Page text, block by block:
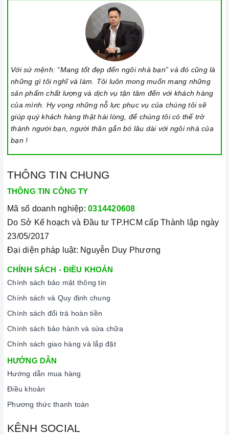
Với sứ mệnh: “Mang tốt đẹp đến ngôi nhà bạn” và đó cũng là
những gì tôi nghĩ và làm. Tôi luôn mong muốn mang những
sản phẩm chất lượng và dịch vụ tận tâm đến với khách hàng
của mình. Hy vọng những nỗ lực phục vụ của chúng tôi sẽ
giúp quý khách hàng thật hài lòng, để chúng tôi có thể trở
thành người bạn, người thân gắn bó lâu dài với ngôi nhà của
bạn !
THÔNG TIN CHUNG
THÔNG TIN CÔNG TY
Mã số doanh nghiệp: 0314420608
Do Sở Kế hoạch và Đầu tư TP.HCM cấp Thành lập ngày
23/05/2017
Đại diện pháp luật: Nguyễn Duy Phương
CHÍNH SÁCH - ĐIỀU KHOẢN
Chính sách bảo mật thông tin
Chính sách và Quy định chung
Chính sách đổi trả hoàn tiền
Chính sách bảo hành và sửa chữa
Chính sách giao hàng và lắp đặt
HƯỚNG DẪN
Hướng dẫn mua hàng
Điều khoản
Phương thức thanh toán
KÊNH SOCIAL